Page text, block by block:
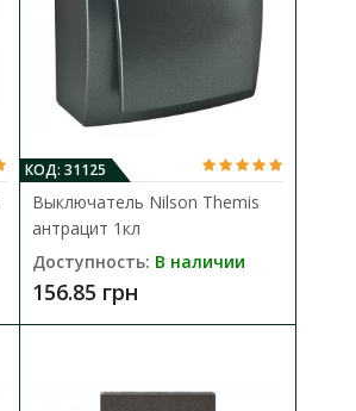
В сравнения
КОД: 31125
Выключатель Nilson Themis
антрацит 1кл
Доступность: В наличии
156.85 грн